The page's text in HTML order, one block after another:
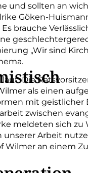
und sollten an
Göken-
brauche
„Wir sind
Die
als einen
mit geistlicher
zwischen
meldeten sich zu
Arbeit
Wilmer an einem